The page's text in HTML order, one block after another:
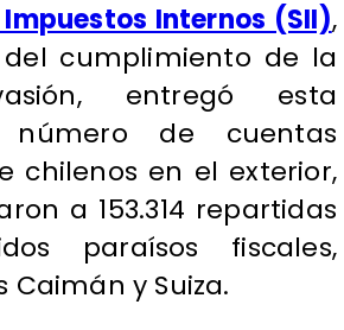
Internos (SII),
cumplimiento de la
entregó esta
de cuentas
chilenos en el exterior,
a 153.314 repartidas
paraísos fiscales,
Caimán y Suiza.